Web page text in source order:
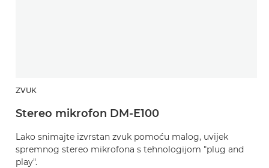
ZVUK
Stereo mikrofon DM-E100
Lako snimajte izvrstan zvuk pomoću malog, uvijek
spremnog stereo mikrofona s tehnologijom "plug and
play".